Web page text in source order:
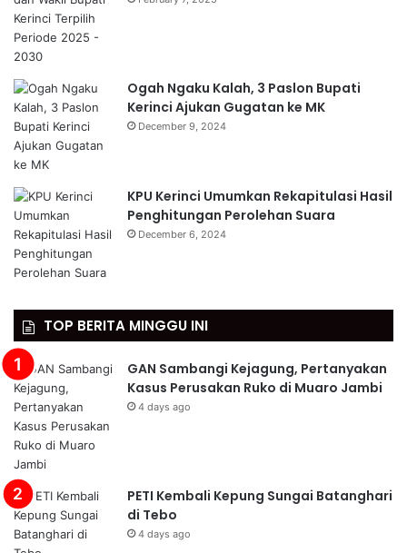
Ogah Ngaku Kalah, 3 Paslon Bupati
Kerinci Ajukan Gugatan ke MK
December 9, 2024
KPU Kerinci Umumkan Rekapitulasi Hasil
Penghitungan Perolehan Suara
December 6, 2024
TOP BERITA MINGGU INI
GAN Sambangi Kejagung, Pertanyakan
Kasus Perusakan Ruko di Muaro Jambi
4 days ago
PETI Kembali Kepung Sungai Batanghari
di Tebo
4 days ago